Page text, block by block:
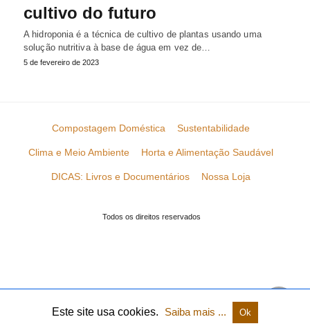
cultivo do futuro
A hidroponia é a técnica de cultivo de plantas usando uma
solução nutritiva à base de água em vez de…
5 de fevereiro de 2023
Compostagem Doméstica Sustentabilidade
Clima e Meio Ambiente Horta e Alimentação Saudável
DICAS: Livros e Documentários Nossa Loja
Todos os direitos reservados
Este site usa cookies. Saiba mais ... Ok